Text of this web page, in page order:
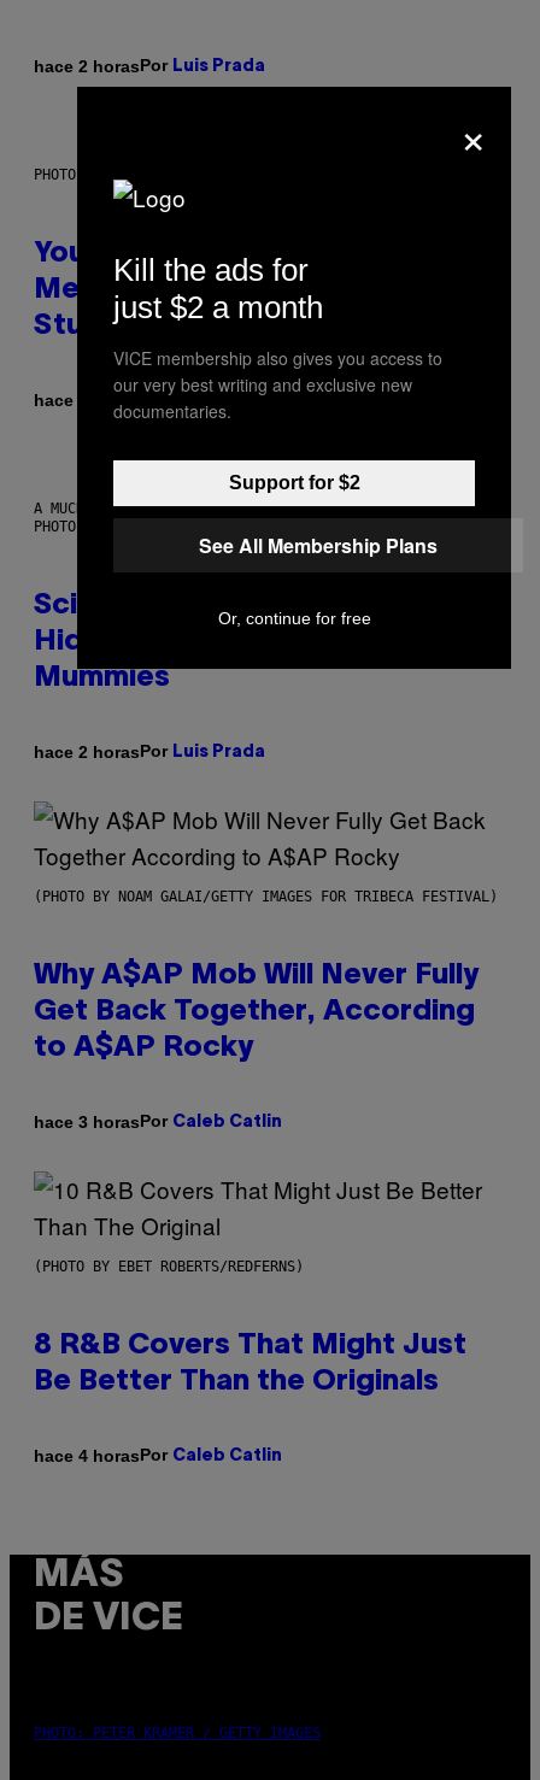
hace 2 horasPor Luis Prada
PHOTO: BATUHAN TOKER / GETTY IMAGES
Your Desk Height Could Be
Messing With Your Brain, New
Study Finds
hace 2 horas Por
A MUCH, MUCH OLDER CHILEAN MUMMY THAN THOSE IN QUESTION.
PHOTO: MARTIN BERNETTI/AFP VIA GETTY IMAGES
Scientists Found Smallpox DNA
Hidden in 500-Year-Old Chilean
Mummies
hace 2 horasPor Luis Prada
(PHOTO BY NOAM GALAI/GETTY IMAGES FOR TRIBECA FESTIVAL)
Why A$AP Mob Will Never Fully
Get Back Together, According
to A$AP Rocky
hace 3 horasPor Caleb Catlin
(PHOTO BY EBET ROBERTS/REDFERNS)
8 R&B Covers That Might Just
Be Better Than the Originals
hace 4 horasPor Caleb Catlin
MÁS
DE VICE
PHOTO: PETER KRAMER / GETTY IMAGES
×
Kill the ads for
just $2 a month
VICE membership also gives you access to
our very best writing and exclusive new
documentaries.
Support for $2
See All Membership Plans
Or, continue for free